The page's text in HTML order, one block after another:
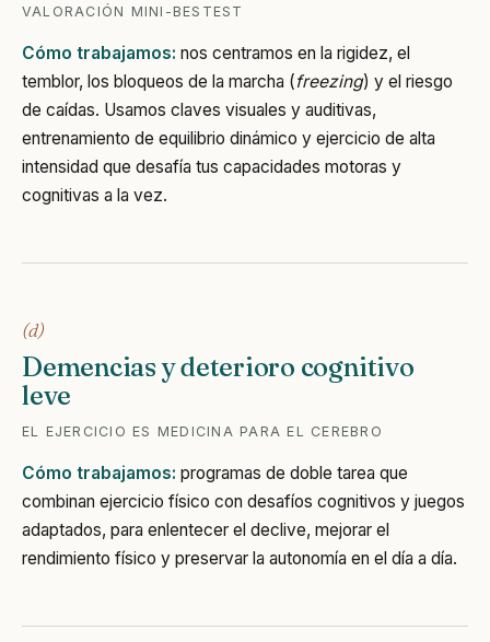
VALORACIÓN MINI-BESTEST
Cómo trabajamos: nos centramos en la rigidez, el
temblor, los bloqueos de la marcha (freezing) y el riesgo
de caídas. Usamos claves visuales y auditivas,
entrenamiento de equilibrio dinámico y ejercicio de alta
intensidad que desafía tus capacidades motoras y
cognitivas a la vez.
(d)
Demencias y deterioro cognitivo
leve
EL EJERCICIO ES MEDICINA PARA EL CEREBRO
Cómo trabajamos: programas de doble tarea que
combinan ejercicio físico con desafíos cognitivos y juegos
adaptados, para enlentecer el declive, mejorar el
rendimiento físico y preservar la autonomía en el día a día.